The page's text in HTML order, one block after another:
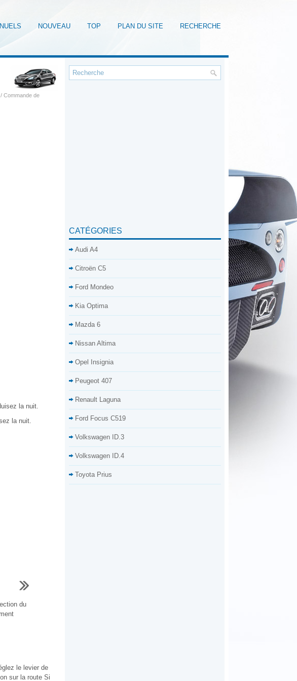
NOUVEAU TOP PLAN DU SITE RECHERCHE
/ Commande de
la nuit.
la nuit.
du
le levier de
sur la route Si
CATÉGORIES
Audi A4
Citroën C5
Ford Mondeo
Kia Optima
Mazda 6
Nissan Altima
Opel Insignia
Peugeot 407
Renault Laguna
Ford Focus C519
Volkswagen ID.3
Volkswagen ID.4
Toyota Prius